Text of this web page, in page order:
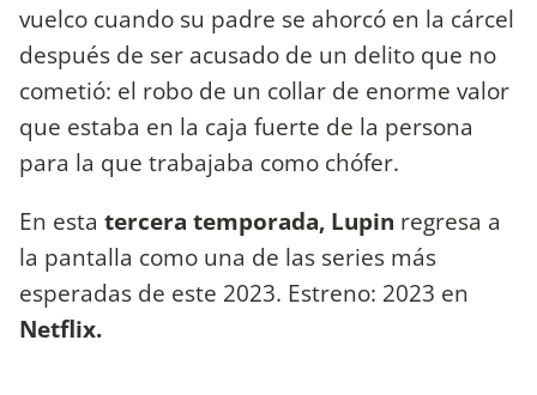
vuelco cuando su padre se ahorcó en la cárcel
después de ser acusado de un delito que no
cometió: el robo de un collar de enorme valor
que estaba en la caja fuerte de la persona
para la que trabajaba como chófer.
En esta tercera temporada, Lupin regresa a
la pantalla como una de las series más
esperadas de este 2023. Estreno: 2023 en
Netflix.